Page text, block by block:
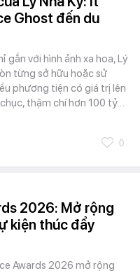
Ghost đến du
gắn với hình ảnh xa hoa, Lý
từng sở hữu hoặc sử
phương tiện có giá trị lên
thậm chí hơn 100 tỷ…
0
2026: Mở rộng
kiện thúc đẩy
Awards 2026 mở rộng